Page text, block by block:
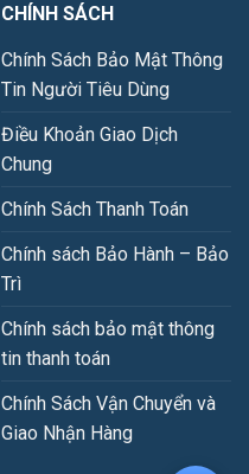
CHÍNH SÁCH
Chính Sách Bảo Mật Thông
Tin Người Tiêu Dùng
Điều Khoản Giao Dịch
Chung
Chính Sách Thanh Toán
Chính sách Bảo Hành – Bảo
Trì
Chính sách bảo mật thông
tin thanh toán
Chính Sách Vận Chuyển và
Giao Nhận Hàng